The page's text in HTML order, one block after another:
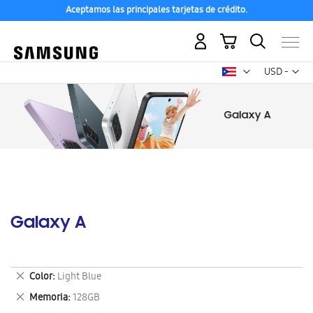
Aceptamos las principales tarjetas de crédito.
USD -
dólar
Mi carrito
Galaxy A
Color Light Blue
Eliminar
este
artículo
Memoria 128GB
Eliminar